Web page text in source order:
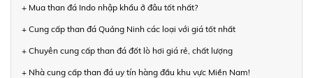
+ Mua than đá Indo nhập khẩu ở đâu tốt nhất?
+ Cung cấp than đá Quảng Ninh các loại với giá tốt nhất
+ Chuyên cung cấp than đá đốt lò hơi giá rẻ, chất lượng
+ Nhà cung cấp than đá uy tín hàng đầu khu vực Miền Nam!